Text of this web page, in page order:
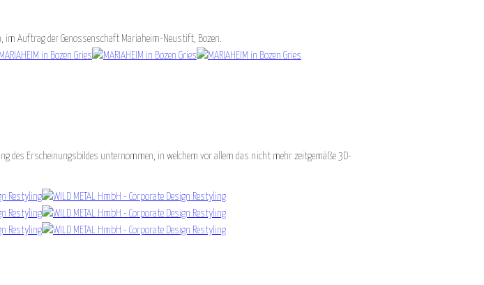
Auftrag der Genossenschaft Mariaheim-Neustift, Bozen.
des Erscheinungsbildes unternommen, in welchem vor allem das nicht mehr zeitgemäße 3D-